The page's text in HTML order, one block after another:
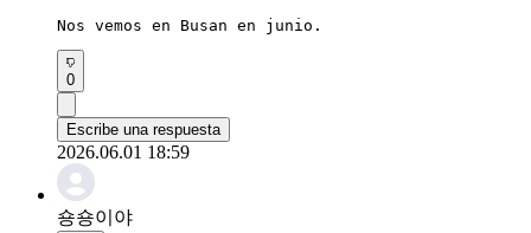
Nos vemos en Busan en junio.
0
Escribe una respuesta
2026.06.01 18:59
숑숑이야